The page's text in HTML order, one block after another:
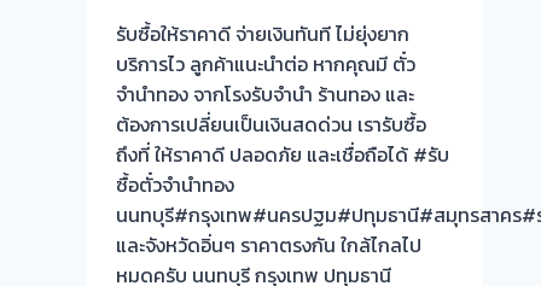
ประเมิน
หน้า
ตั๋ว
ฟรี
จ่าย
สด
ทันที
ไม่
ต้อง
รับซื้อให้ราคาดี จ่ายเงินทันที ไม่ยุ่งยาก
บริการไว ลูกค้าแนะนำต่อ หากคุณมี ตั๋ว
จำนำทอง จากโรงรับจำนำ ร้านทอง และ
ต้องการเปลี่ยนเป็นเงินสดด่วน เรารับซื้อ
ถึงที่ ให้ราคาดี ปลอดภัย และเชื่อถือได้ #รับ
ซื้อตั๋วจำนำทอง
นนทบุรี#กรุงเทพ#นครปฐม#ปทุมธานี#สมุทรสาคร#
และจังหวัดอิ่นๆ ราคาตรงกัน ใกล้ไกลไป
หมดครับ นนทบุรี กรุงเทพ ปทุมธานี